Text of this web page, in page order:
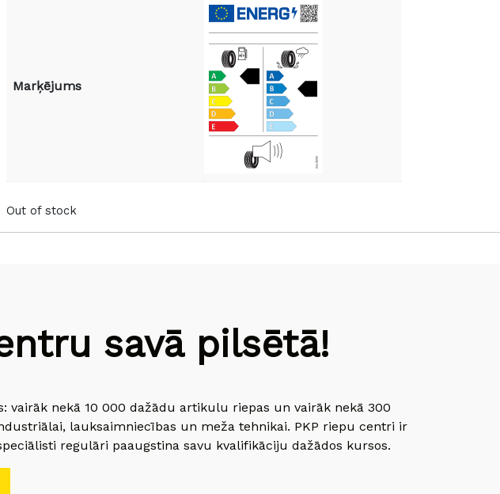
Marķējums
Out of stock
savā pilsētā!
vairāk nekā 10 000 dažādu artikulu riepas un vairāk nekā 300
lauksaimniecības un meža tehnikai. PKP riepu centri ir
regulāri paaugstina savu kvalifikāciju dažādos kursos.